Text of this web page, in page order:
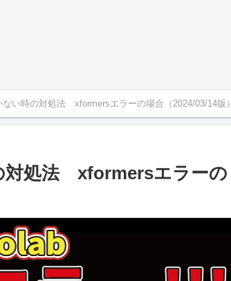
い時の対処法 xformersエラーの場合（2024/03/14版）
対処法 xformersエラーの